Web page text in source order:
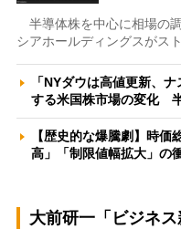
半導体株を中心に相場の
シアホールディングスがス
「NYダウは高値更新、
する米国株市場の変化
【歴史的な爆騰劇】時
高」「制限値幅拡大」
大前研一「ビジネ